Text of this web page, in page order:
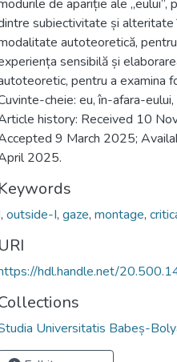
de apariție ale
subiectivitate și alteritate
autoteoretică,
sensibilă și
pentru a examina
cheie: eu, în-afara-
history: Received 10
9 March 2025;
2025.
Keywords
, outside-I, gaze, montage,
URI
hdl.handle.net/
Universitatis Babeș-